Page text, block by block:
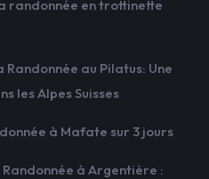
randonnée en trottinette
Randonnée au Pilatus: Une
les Alpes Suisses
à Mafate sur 3 jours
à Argentière :